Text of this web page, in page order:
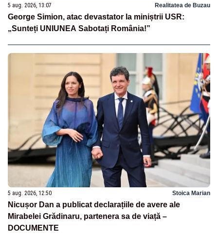
5 aug. 2026, 13:07 Realitatea de Buzau
George Simion, atac devastator la miniștrii USR:
„Sunteți UNIUNEA Sabotați România!”
5 aug. 2026, 12:50 Stoica Marian
Nicușor Dan a publicat declarațiile de avere ale
Mirabelei Grădinaru, partenera sa de viață –
DOCUMENTE